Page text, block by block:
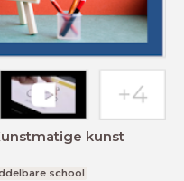
kunst
school